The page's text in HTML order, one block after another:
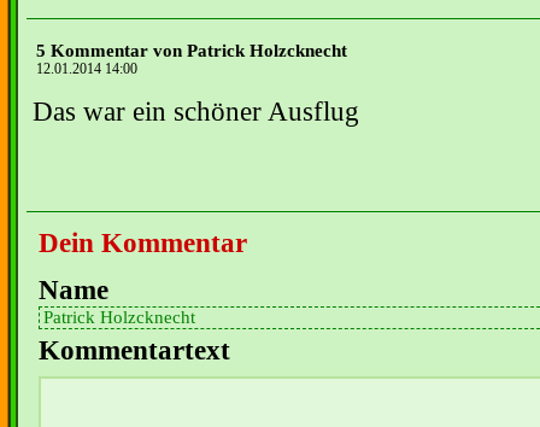
5 Kommentar von Patrick Holzcknecht
12.01.2014 14:00
Das war ein schöner Ausflug
Dein Kommentar
Name
Kommentartext